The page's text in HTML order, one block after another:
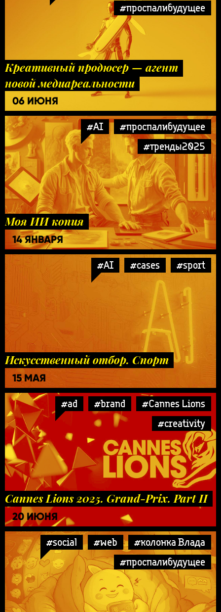
#проспалибудущее
Креативный продюсер — агент
новой медиареальности
06 ИЮНЯ
#AI
#проспалибудущее
#тренды2025
Моя ИИ копия
14 ЯНВАРЯ
#AI #cases #sport
Искусственный отбор. Спорт
15 МАЯ
#ad #brand
#Cannes Lions
#creativity
Cannes Lions 2025. Grand-Prix. Part II
20 ИЮНЯ
#social #web
#колонка Влада
#проспалибудущее